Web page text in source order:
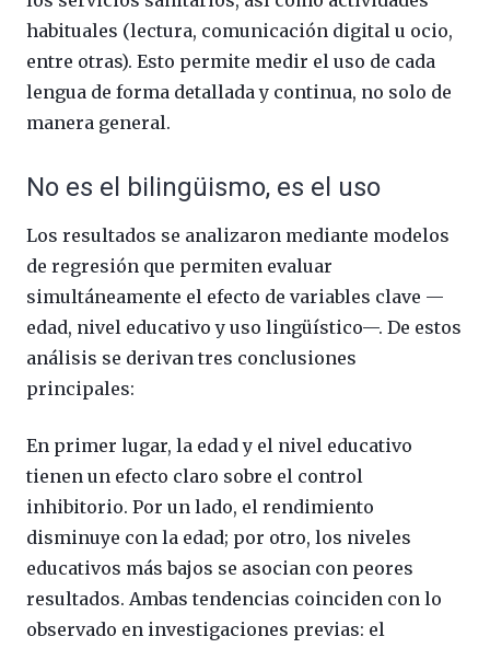
habituales (lectura, comunicación digital u ocio,
entre otras). Esto permite medir el uso de cada
lengua de forma detallada y continua, no solo de
manera general.
No es el bilingüismo, es el uso
Los resultados se analizaron mediante modelos
de regresión que permiten evaluar
simultáneamente el efecto de variables clave —
edad, nivel educativo y uso lingüístico—. De estos
análisis se derivan tres conclusiones
principales:
En primer lugar, la edad y el nivel educativo
tienen un efecto claro sobre el control
inhibitorio. Por un lado, el rendimiento
disminuye con la edad; por otro, los niveles
educativos más bajos se asocian con peores
resultados. Ambas tendencias coinciden con lo
observado en investigaciones previas: el